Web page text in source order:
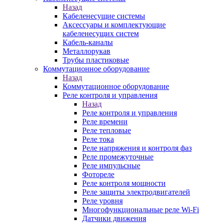
Назад
Кабеленесущие системы
Аксессуары и комплектующие
кабеленесущих систем
Кабель-каналы
Металлорукав
Трубы пластиковые
Коммутационное оборудование
Назад
Коммутационное оборудование
Реле контроля и управления
Назад
Реле контроля и управления
Реле времени
Реле тепловые
Реле тока
Реле напряжения и контроля фаз
Реле промежуточные
Реле импульсные
Фотореле
Реле контроля мощности
Реле защиты электродвигателей
Реле уровня
Многофункциональные реле Wi-Fi
Датчики движения